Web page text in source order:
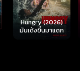
Hungry (2026)
มันเด้งขึ้นมาแดก